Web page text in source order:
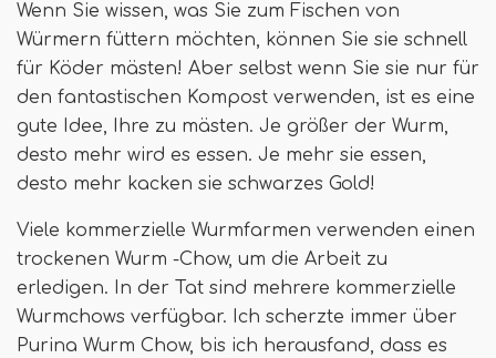
Wenn Sie wissen, was Sie zum Fischen von
Würmern füttern möchten, können Sie sie schnell
für Köder mästen! Aber selbst wenn Sie sie nur für
den fantastischen Kompost verwenden, ist es eine
gute Idee, Ihre zu mästen. Je größer der Wurm,
desto mehr wird es essen. Je mehr sie essen,
desto mehr kacken sie schwarzes Gold!
Viele kommerzielle Wurmfarmen verwenden einen
trockenen Wurm -Chow, um die Arbeit zu
erledigen. In der Tat sind mehrere kommerzielle
Wurmchows verfügbar. Ich scherzte immer über
Purina Wurm Chow, bis ich herausfand, dass es